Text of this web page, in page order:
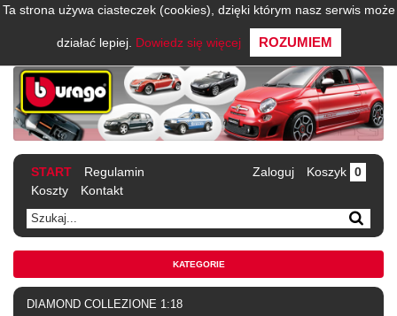
Ta strona używa ciasteczek (cookies), dzięki którym nasz serwis może
działać lepiej. Dowiedz się więcej ROZUMIEM
START
Regulamin
Koszty
Kontakt
Zaloguj Koszyk 0
KATEGORIE
DIAMOND COLLEZIONE 1:18